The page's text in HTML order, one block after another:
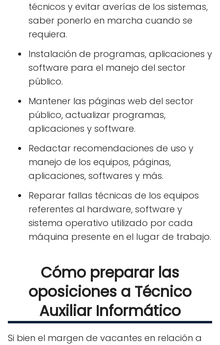
técnicos y evitar averías de los sistemas,
saber ponerlo en marcha cuando se
requiera.
Instalación de programas, aplicaciones y
software para el manejo del sector
público.
Mantener las páginas web del sector
público, actualizar programas,
aplicaciones y software.
Redactar recomendaciones de uso y
manejo de los equipos, páginas,
aplicaciones, softwares y más.
Reparar fallas técnicas de los equipos
referentes al hardware, software y
sistema operativo utilizado por cada
máquina presente en el lugar de trabajo.
Cómo preparar las
oposiciones a Técnico
Auxiliar Informático
Si bien el margen de vacantes en relación a